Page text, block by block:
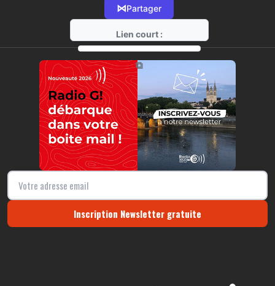
⋈Partager
Lien court :
https://radio-g.fr?22412
⧉
Inscription Newsletter gratuite